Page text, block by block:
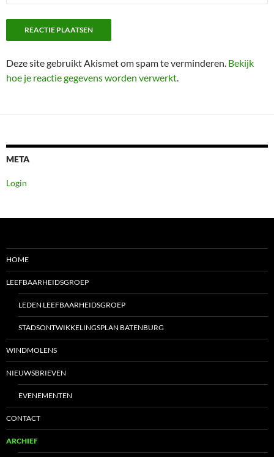
Deze site gebruikt Akismet om spam te verminderen. Bekijk
hoe je reactie gegevens worden verwerkt.
META
Login
HOME
LEEFBAARHEIDSGROEP
LEDEN LEEFBAARHEIDSGROEP
STADSONTWIKKELINGSPLAN BATENBURG
WINDMOLENS
NIEUWSBRIEVEN
EVENEMENTEN
CONTACT
ARCHIEF